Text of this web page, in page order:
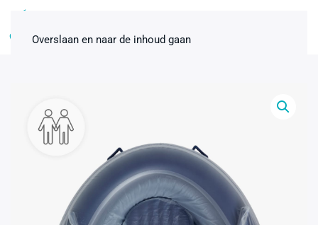
Overslaan en naar de inhoud gaan